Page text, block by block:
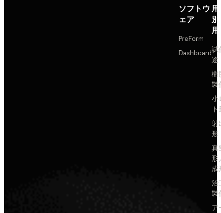
ソフトウ
ェア
PreForm
Dashboard試
途
樹
製
小
射
形
真
形
成
治
製
ア